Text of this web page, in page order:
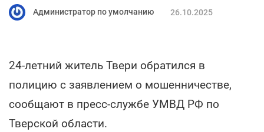
Администратор по умолчанию 26.10.2025
24-летний житель Твери обратился в
полицию с заявлением о мошенничестве,
сообщают в пресс-службе УМВД РФ по
Тверской области.